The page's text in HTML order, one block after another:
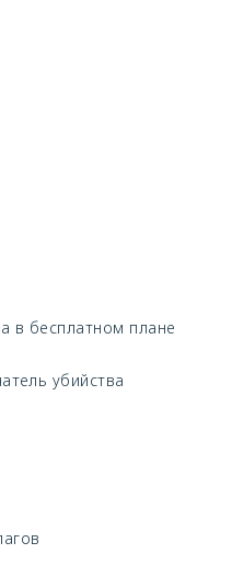
в бесплатном плане
убийства